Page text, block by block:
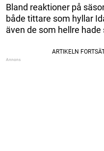
Bland reaktioner på
både tittare som hyllar
även de som hellre